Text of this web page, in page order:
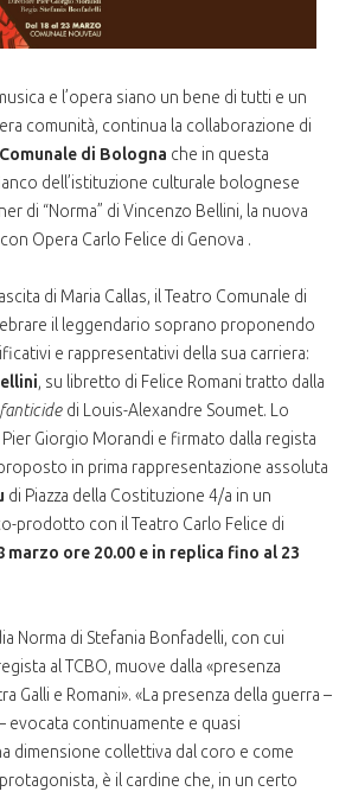
e l’opera siano un bene di tutti e un
comunità, continua la collaborazione di
di Bologna che in questa
dell’istituzione culturale bolognese
di “Norma” di Vincenzo Bellini, la nuova
Opera Carlo Felice di Genova .
di Maria Callas, il Teatro Comunale di
il leggendario soprano proponendo
e rappresentativi della sua carriera:
, su libretto di Felice Romani tratto dalla
di Louis-Alexandre Soumet. Lo
Giorgio Morandi e firmato dalla regista
in prima rappresentazione assoluta
di Piazza della Costituzione 4/a in un
prodotto con il Teatro Carlo Felice di
marzo ore 20.00 e in replica fino al 23
Norma di Stefania Bonfadelli, con cui
al TCBO, muove dalla «presenza
Galli e Romani». «La presenza della guerra –
evocata continuamente e quasi
dimensione collettiva dal coro e come
è il cardine che, in un certo